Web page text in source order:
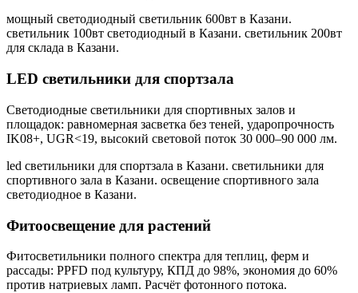
мощный светодиодный светильник 600вт в Казани.
светильник 100вт светодиодный в Казани. светильник 200вт
для склада в Казани.
LED светильники для спортзала
Светодиодные светильники для спортивных залов и
площадок: равномерная засветка без теней, ударопрочность
IK08+, UGR<19, высокий световой поток 30 000–90 000 лм.
led светильники для спортзала в Казани. светильники для
спортивного зала в Казани. освещение спортивного зала
светодиодное в Казани.
Фитоосвещение для растений
Фитосветильники полного спектра для теплиц, ферм и
рассады: PPFD под культуру, КПД до 98%, экономия до 60%
против натриевых ламп. Расчёт фотонного потока.